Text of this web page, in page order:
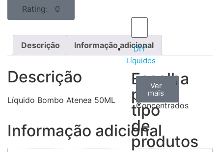
DIY
Líquidos
Escolha
por
tipo
de
produtos
Aromas
Concentrados
Ver
todos
Bases
Ver
mais
Accesorios
Ver
mais
Rating: 0
Descrição Informação adicional
Descrição
Líquido Bombo Atenea 50ML
Informação adicional